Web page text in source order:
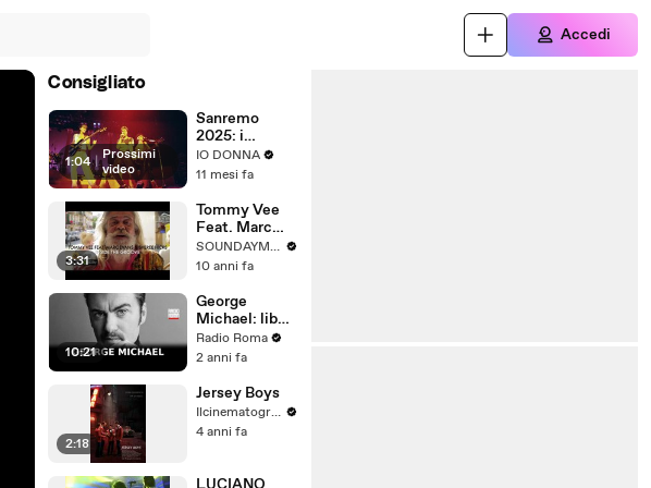
Accedi
Consigliato
1:04 | Prossimi
video
Sanremo
2025: i
successi dei
Duran Duran
fatto la storia
IO DONNA
11 mesi fa
3:31
Tommy Vee
Feat. Marc
Evans And
Sheree Hicks
Groove
(Lyrics Video)
HD - Time
Records
SOUNDAYMUSIC
10 anni fa
10:21
George
Michael: liberi
di essere
Radio Roma
2 anni fa
2:18
Jersey Boys
Ilcinematografo
4 anni fa